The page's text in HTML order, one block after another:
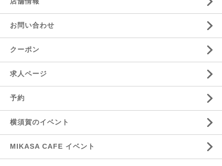
お問い合わせ
クーポン
求人ページ
予約
横須賀のイベント
MIKASA CAFE イベント